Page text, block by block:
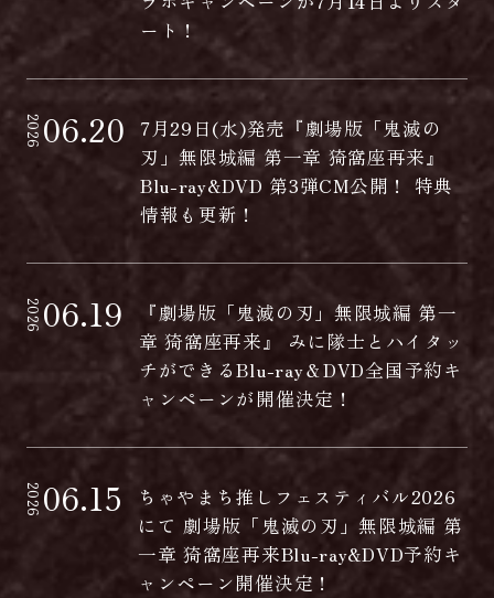
ート！
202606.20
7月29日(水)発売『劇場版「鬼滅の
刃」無限城編 第一章 猗窩座再来』
Blu-ray&DVD 第3弾CM公開！ 特典
情報も更新！
202606.19
『劇場版「鬼滅の刃」無限城編 第一
章 猗窩座再来』 みに隊士とハイタッ
チができるBlu-ray＆DVD全国予約キ
ャンペーンが開催決定！
202606.15
ちゃやまち推しフェスティバル2026
にて 劇場版「鬼滅の刃」無限城編 第
一章 猗窩座再来Blu-ray&DVD予約キ
ャンペーン開催決定！